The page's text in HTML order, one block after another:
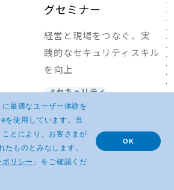
グセミナー
経営と現場をつなぐ、実
践的なセキュリティスキル
を向上
セキュリティ
トレーニング
商品・サービス
CCSP 公式問題集
850問の問題を収録した唯
最適なユーザー体験を
を使用しています。当
とにより、お客さまが
ものとみなします。
リシー 」をご確認くだ
OK